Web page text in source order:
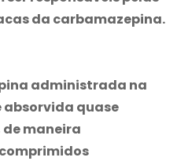
da carbamazepina.
administrada na
absorvida quase
maneira